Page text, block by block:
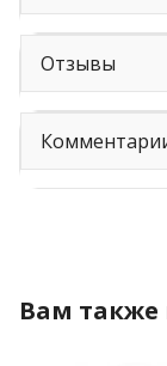
Отзывы
Вам также